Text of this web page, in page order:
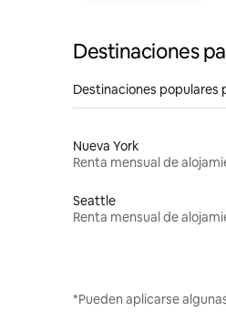
Destinaciones
Destinaciones populares
Nueva York
Seattle
*Pueden aplicarse